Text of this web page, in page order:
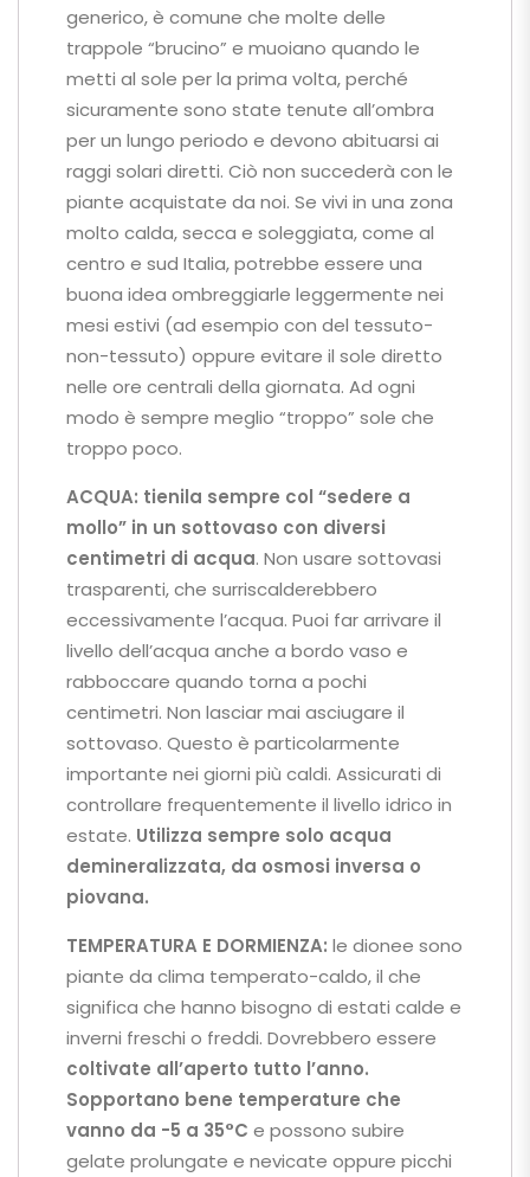
generico, è comune che molte delle
trappole “brucino” e muoiano quando le
metti al sole per la prima volta, perché
sicuramente sono state tenute all’ombra
per un lungo periodo e devono abituarsi ai
raggi solari diretti. Ciò non succederà con le
piante acquistate da noi. Se vivi in ​​una zona
molto calda, secca e soleggiata, come al
centro e sud Italia, potrebbe essere una
buona idea ombreggiarle leggermente nei
mesi estivi (ad esempio con del tessuto-
non-tessuto) oppure evitare il sole diretto
nelle ore centrali della giornata. Ad ogni
modo è sempre meglio “troppo” sole che
troppo poco.
ACQUA: tienila sempre col “sedere a
mollo” in un sottovaso con diversi
centimetri di acqua. Non usare sottovasi
trasparenti, che surriscalderebbero
eccessivamente l’acqua. Puoi far arrivare il
livello dell’acqua anche a bordo vaso e
rabboccare quando torna a pochi
centimetri. Non lasciar mai asciugare il
sottovaso. Questo è particolarmente
importante nei giorni più caldi. Assicurati di
controllare frequentemente il livello idrico in
estate. Utilizza sempre solo acqua
demineralizzata, da osmosi inversa o
piovana.
TEMPERATURA E DORMIENZA: le dionee sono
piante da clima temperato-caldo, il che
significa che hanno bisogno di estati calde e
inverni freschi o freddi. Dovrebbero essere
coltivate all’aperto tutto l’anno.
Sopportano bene temperature che
vanno da -5 a 35°C e possono subire
gelate prolungate e nevicate oppure picchi